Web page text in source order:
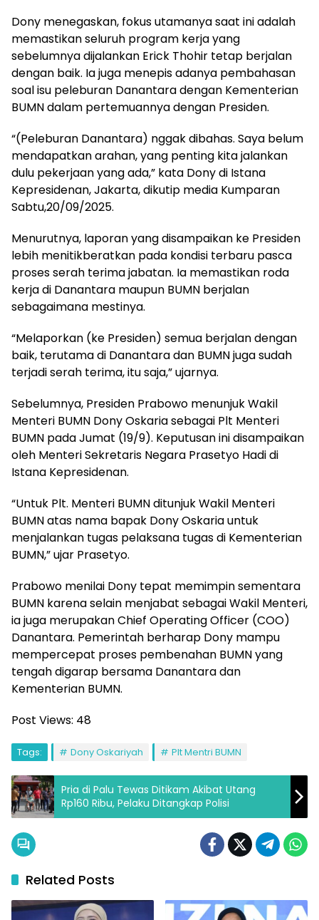
Dony menegaskan, fokus utamanya saat ini adalah
memastikan seluruh program kerja yang
sebelumnya dijalankan Erick Thohir tetap berjalan
dengan baik. Ia juga menepis adanya pembahasan
soal isu peleburan Danantara dengan Kementerian
BUMN dalam pertemuannya dengan Presiden.
“(Peleburan Danantara) nggak dibahas. Saya belum
mendapatkan arahan, yang penting kita jalankan
dulu pekerjaan yang ada,” kata Dony di Istana
Kepresidenan, Jakarta, dikutip media Kumparan
Sabtu,20/09/2025.
Menurutnya, laporan yang disampaikan ke Presiden
lebih menitikberatkan pada kondisi terbaru pasca
proses serah terima jabatan. Ia memastikan roda
kerja di Danantara maupun BUMN berjalan
sebagaimana mestinya.
“Melaporkan (ke Presiden) semua berjalan dengan
baik, terutama di Danantara dan BUMN juga sudah
terjadi serah terima, itu saja,” ujarnya.
Sebelumnya, Presiden Prabowo menunjuk Wakil
Menteri BUMN Dony Oskaria sebagai Plt Menteri
BUMN pada Jumat (19/9). Keputusan ini disampaikan
oleh Menteri Sekretaris Negara Prasetyo Hadi di
Istana Kepresidenan.
“Untuk Plt. Menteri BUMN ditunjuk Wakil Menteri
BUMN atas nama bapak Dony Oskaria untuk
menjalankan tugas pelaksana tugas di Kementerian
BUMN,” ujar Prasetyo.
Prabowo menilai Dony tepat memimpin sementara
BUMN karena selain menjabat sebagai Wakil Menteri,
ia juga merupakan Chief Operating Officer (COO)
Danantara. Pemerintah berharap Dony mampu
mempercepat proses pembenahan BUMN yang
tengah digarap bersama Danantara dan
Kementerian BUMN.
Post Views: 48
Tags: Dony Oskariyah Plt Mentri BUMN
Pria di Palu Tewas Ditikam Akibat Utang
Rp160 Ribu, Pelaku Ditangkap Polisi
Related Posts